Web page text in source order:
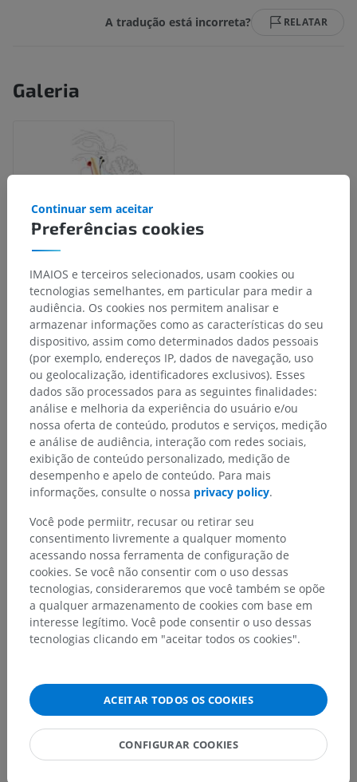
A tradução está incorreta? RELATAR
Galeria
Hierarquia anatômica
Anatomia humana 1
Anatomia sistêmica> Sistema nervoso>
Parte central ; Sistema nervoso central> Encéfalo>
Rombencéfalo> Mielencéfalo; Bulbo >
Subtância branca> Trato bulboreticulospinal lateral
Estruturas subjacentes:
Traduções
Não hesite em nos sugerir uma correção, tradução ou
melhora de conteúdo.
Relatar um problema
Preferências cookies
Continuar sem aceitar
IMAIOS e terceiros selecionados, usam cookies ou
tecnologias semelhantes, em particular para medir a
audiência. Os cookies nos permitem analisar e
armazenar informações como as características do seu
dispositivo, assim como determinados dados pessoais
(por exemplo, endereços IP, dados de navegação, uso
ou geolocalização, identificadores exclusivos). Esses
dados são processados para as seguintes finalidades:
análise e melhoria da experiência do usuário e/ou
nossa oferta de conteúdo, produtos e serviços, medição
e análise de audiência, interação com redes sociais,
exibição de conteúdo personalizado, medição de
desempenho e apelo de conteúdo. Para mais
informações, consulte o nossa privacy policy.
Você pode permiitr, recusar ou retirar seu
consentimento livremente a qualquer momento
acessando nossa ferramenta de configuração de
cookies. Se você não consentir com o uso dessas
tecnologias, consideraremos que você também se opõe
a qualquer armazenamento de cookies com base em
interesse legítimo. Você pode consentir o uso dessas
tecnologias clicando em "aceitar todos os cookies".
ACEITAR TODOS OS COOKIES
CONFIGURAR COOKIES